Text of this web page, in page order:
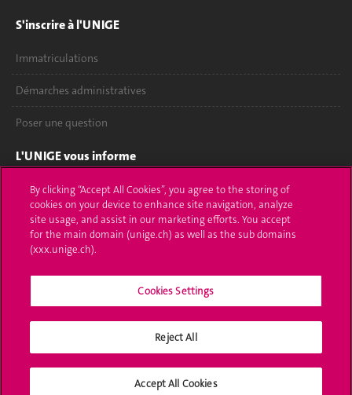
S'inscrire à l'UNIGE
Immatriculations
Démarches administratives
Poser une question
L'UNIGE vous informe
UNIGE Mobile
Médias
Offres d'emploi
Calendrier académique
Médias sociaux UNIGE
By clicking “Accept All Cookies”, you agree to the storing of
cookies on your device to enhance site navigation, analyze
site usage, and assist in our marketing efforts. You accept
for the main domain (unige.ch) as well as the sub domains
(xxx.unige.ch).
Cookies Settings
Reject All
Accept All Cookies